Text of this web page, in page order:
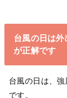
台風の日は
が正解です
台風の日は、
です。